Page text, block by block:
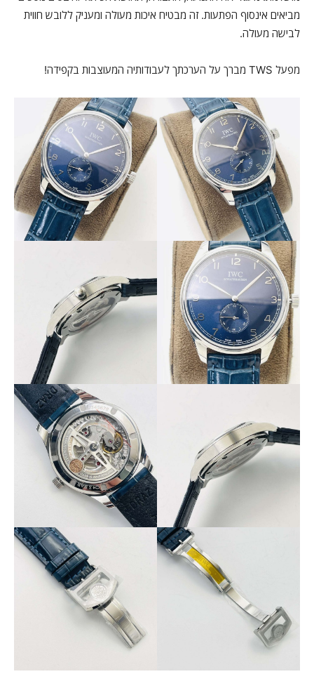
מביאים אינסוף הפתעות. זה מבטיח איכות מעולה ומעניק ללובש חווית
לבישה מעולה.
מפעל TWS מברך על הערכתך לעבודותיה המעוצבות בקפידה!